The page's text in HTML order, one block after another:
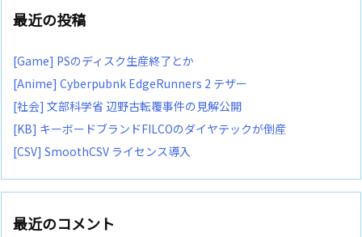
最近の投稿
[Game] PSのディスク生産終了とか
[Anime] Cyberpubnk EdgeRunners 2 テザー
[社会] 文部科学省 辺野古転覆事件の見解公開
[KB] キーボードブランドFILCOのダイヤテックが倒産
[CSV] SmoothCSV ライセンス導入
最近のコメント